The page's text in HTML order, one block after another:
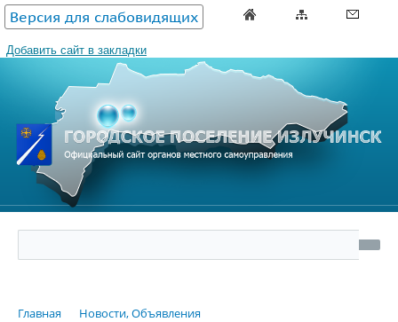
Версия для слабовидящих
Добавить сайт в закладки
Главная
Новости, Объявления